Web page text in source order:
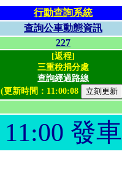
行動查詢系統
查詢公車動態資訊
227
[返程]
三重稅捐分處
查詢經過路線
(更新時間： 11:00:08
11:00 發車